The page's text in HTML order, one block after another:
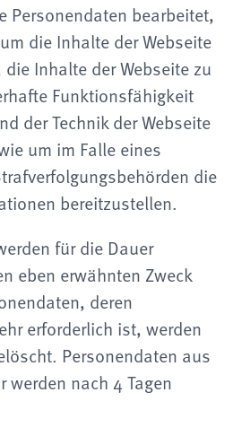
Personendaten bearbeitet,
die Inhalte der Webseite
Inhalte der Webseite zu
Funktionsfähigkeit
der Technik der Webseite
um im Falle eines
die
bereitzustellen.
für die Dauer
eben erwähnten Zweck
deren
erforderlich ist, werden
Personendaten aus
nach 4 Tagen